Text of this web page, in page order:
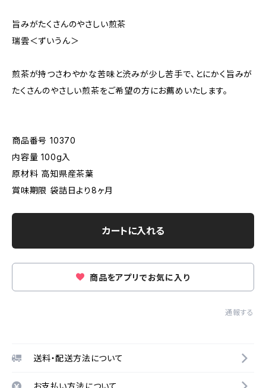
旨みがたくさんのやさしい煎茶
瑞雲＜ずいうん＞
煎茶が持つさわやかな苦味と渋みが少し苦手で、とにかく旨みが
たくさんのやさしい煎茶をご希望の方にお薦めいたします。
商品番号 10370
内容量 100g入
原材料 高知県産茶葉
賞味期限 袋詰日より8ヶ月
カートに入れる
商品をアプリでお気に入り
通報する
送料・配送方法について
お支払い方法について